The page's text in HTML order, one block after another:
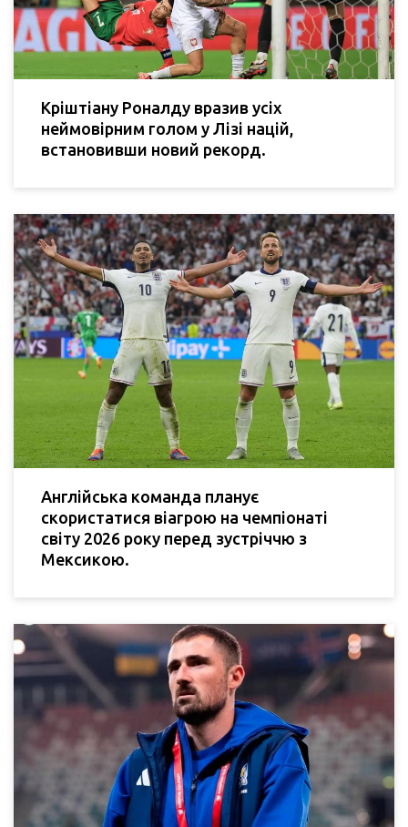
Кріштіану Роналду вразив усіх
неймовірним голом у Лізі націй,
встановивши новий рекорд.
Англійська команда планує
скористатися віагрою на чемпіонаті
світу 2026 року перед зустріччю з
Мексикою.